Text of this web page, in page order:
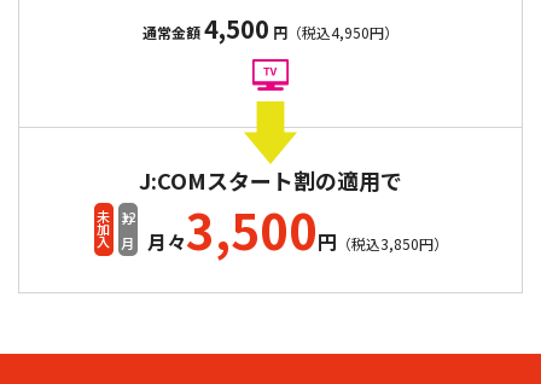
通常金額4,500 円 （税込4,950円）
J:COMスタート割の適用で
未加入 12
カ月 月々3,500円 （税込3,850円）